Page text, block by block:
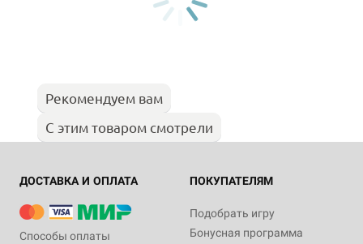
Рекомендуем вам
С этим товаром смотрели
ДОСТАВКА И ОПЛАТА
Способы оплаты
ПОКУПАТЕЛЯМ
Подобрать игру
Бонусная программа